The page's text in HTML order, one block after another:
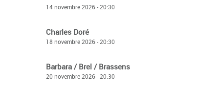
14 novembre 2026 - 20:30
Charles Doré
18 novembre 2026 - 20:30
Barbara / Brel / Brassens
20 novembre 2026 - 20:30